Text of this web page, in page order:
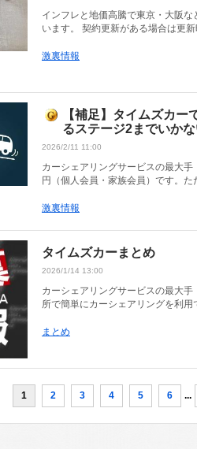
インフレと地価高騰で東京・大阪
います。 契約更新がある場合は更新
激裏情報
【補足】タイムズカー
るステージ2までいか
2026/2/11 11:00
カーシェアリングサービスの最大
円（個人会員・家族会員）です。た
激裏情報
タイムズカーまとめ
2026/1/14 13:00
カーシェアリングサービスの最大
所で簡単にカーシェアリングを利用
まとめ
1 2 3 4 5 6 ...